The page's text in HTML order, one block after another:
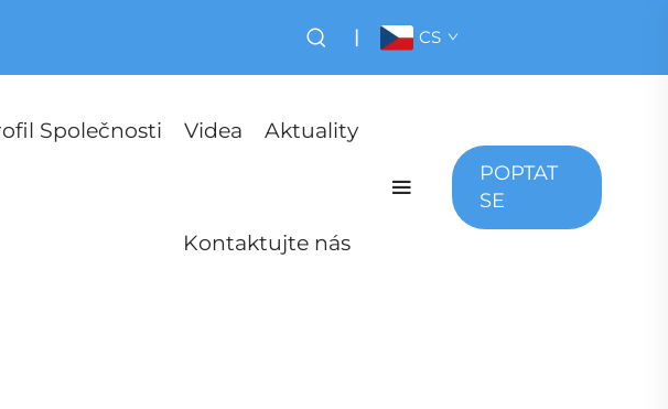
| CS
Společnosti Videa Aktuality
Kontaktujte nás
POPTAT
SE